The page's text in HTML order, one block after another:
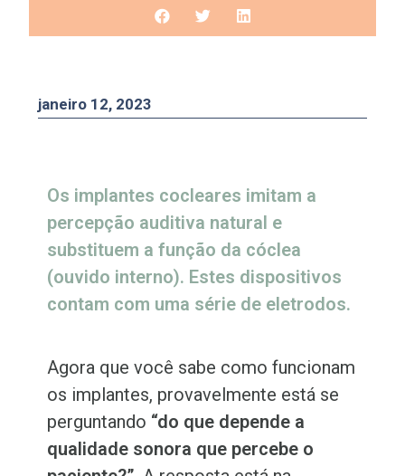
janeiro 12, 2023
Os implantes cocleares imitam a
percepção auditiva natural e
substituem a função da cóclea
(ouvido interno). Estes dispositivos
contam com uma série de eletrodos.
Agora que você sabe como funcionam
os implantes, provavelmente está se
perguntando “do que depende a
qualidade sonora que percebe o